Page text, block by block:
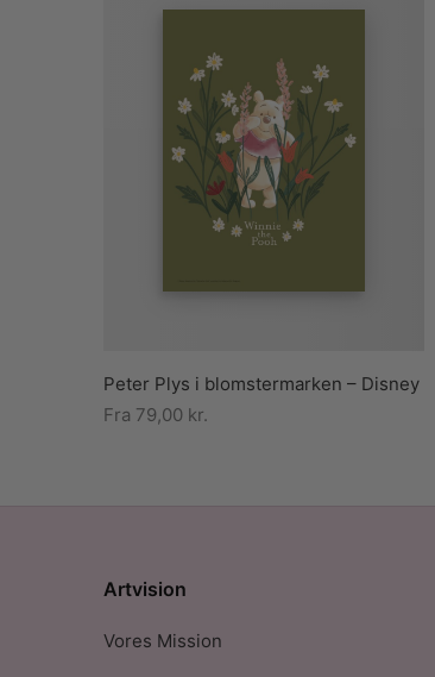
Peter Plys i blomstermarken – Disney
Fra 79,00 kr.
Artvision
Vores Mission